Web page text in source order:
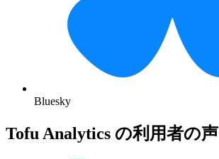
Bluesky
Tofu Analytics の利用者の声